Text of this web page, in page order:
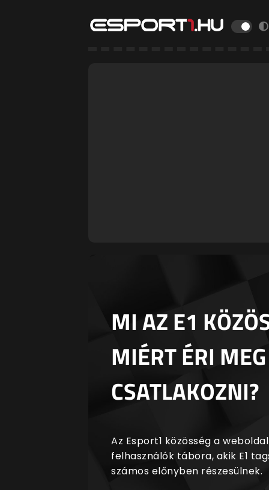
MI AZ E1
MIÉRT ÉRI MEG
CSATLAKOZNI?
Az Esport1 közösség a
felhasználók tábora, akik E1
számos előnyben részesülnek.